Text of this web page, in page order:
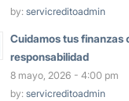
by: servicreditoadmin
Cuidamos tus finanzas
responsabilidad
8 mayo, 2026 - 4:00 pm
by: servicreditoadmin